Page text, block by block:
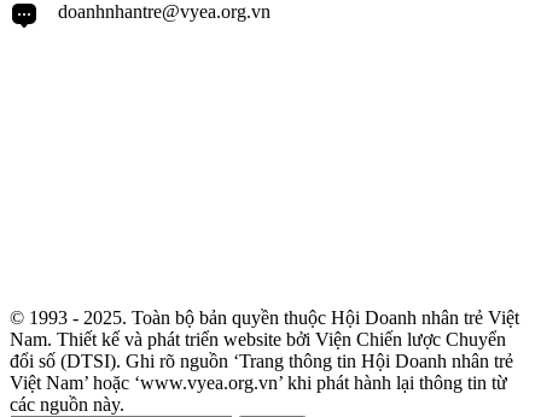
doanhnhantre@vyea.org.vn
© 1993 - 2025. Toàn bộ bản quyền thuộc Hội Doanh nhân trẻ Việt
Nam. Thiết kế và phát triển website bởi Viện Chiến lược Chuyển
đổi số (DTSI). Ghi rõ nguồn ‘Trang thông tin Hội Doanh nhân trẻ
Việt Nam’ hoặc ‘www.vyea.org.vn’ khi phát hành lại thông tin từ
các nguồn này.